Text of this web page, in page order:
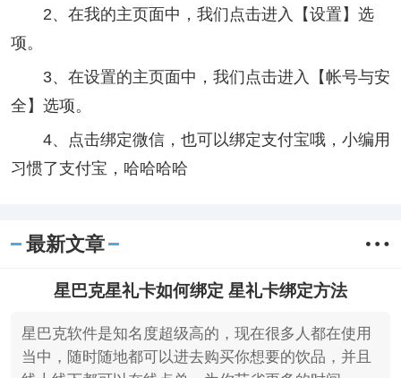
2、在我的主页面中，我们点击进入【设置】选
项。
3、在设置的主页面中，我们点击进入【帐号与安
全】选项。
4、点击绑定微信，也可以绑定支付宝哦，小编用
习惯了支付宝，哈哈哈哈
最新文章
星巴克星礼卡如何绑定 星礼卡绑定方法
星巴克软件是知名度超级高的，现在很多人都在使用
当中，随时随地都可以进去购买你想要的饮品，并且